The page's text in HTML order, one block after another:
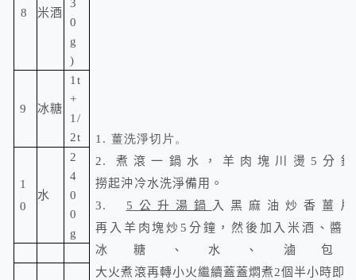
8 米酒
3
0
g
)
1. 薑洗淨切片。
2. 煮滾一鍋水， 羊肉塊 川燙 5 分
撈起沖冷水洗淨備用。
3.
5 公升湯鍋 入 黑麻油 炒香 薑
再入 羊肉塊炒 5 分鐘，然後加入米酒 、醬
冰糖、水
、 滷
大火煮滾再轉小火繼續蓋蓋燜煮2個半小時即
9 冰糖
1t
+
1/
2t
1
0
水
2
4
0
0
g